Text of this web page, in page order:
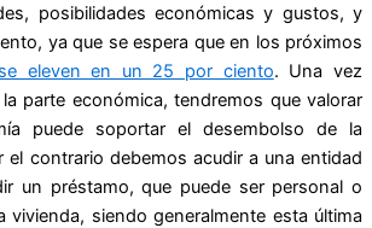
posibilidades económicas y gustos, y
ya que se espera que en los próximos
eleven en un 25 por ciento. Una vez
parte económica, tendremos que valorar
puede soportar el desembolso de la
el contrario debemos acudir a una entidad
un préstamo, que puede ser personal o
vivienda, siendo generalmente esta última